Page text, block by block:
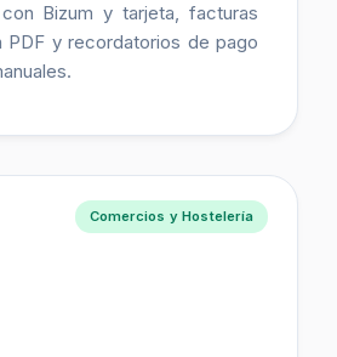
Bizum y tarjeta, facturas
PDF y recordatorios de pago
Comercios y Hostelería